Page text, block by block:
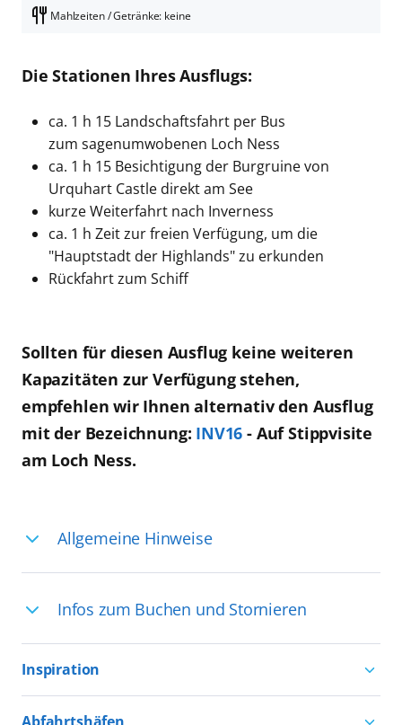
Mahlzeiten / Getränke: keine
Die Stationen Ihres Ausflugs:
ca. 1 h 15 Landschaftsfahrt per Bus
zum sagenumwobenen Loch Ness
ca. 1 h 15 Besichtigung der Burgruine von
Urquhart Castle direkt am See
kurze Weiterfahrt nach Inverness
ca. 1 h Zeit zur freien Verfügung, um die
"Hauptstadt der Highlands" zu erkunden
Rückfahrt zum Schiff
Sollten für diesen Ausflug keine weiteren
Kapazitäten zur Verfügung stehen,
empfehlen wir Ihnen alternativ den Ausflug
mit der Bezeichnung: INV16 - Auf Stippvisite
am Loch Ness.
Allgemeine Hinweise
Deutschsprachige Reiseleiter:innen sind
in vielen Regionen verfügbar, aber in
einigen Ländern selten, sodass dort
englischsprachige Expert:innen die
Ausflüge führen. Beide Optionen bieten
Infos zum Buchen und Stornieren
entweder bereits vor der Reise bis kurz
Inspiration
Aktivurlaub mit AIDA